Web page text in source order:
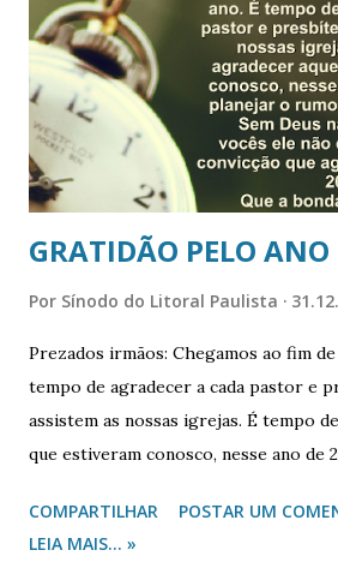
estatística e o livro de atas de seu
subentende-se a prévia elaboração
citados, de acordo com o
Atas (CE-SC/IPB-2015 – DOC. CXV)
formulários na versão mais recente.
GRATIDÃO PELO
Por Sínodo do Litoral Paulista
Prezados irmãos: Chegamos ao fim de
tempo de agradecer a cada pastor e
assistem as nossas igrejas. É tempo
que estiveram conosco, nesse ano de
vocês ele não quer. É com essa
ano de 2018! Que a bondade de Deus
COMPARTILHAR
POSTAR UM
LEIA MAIS... »